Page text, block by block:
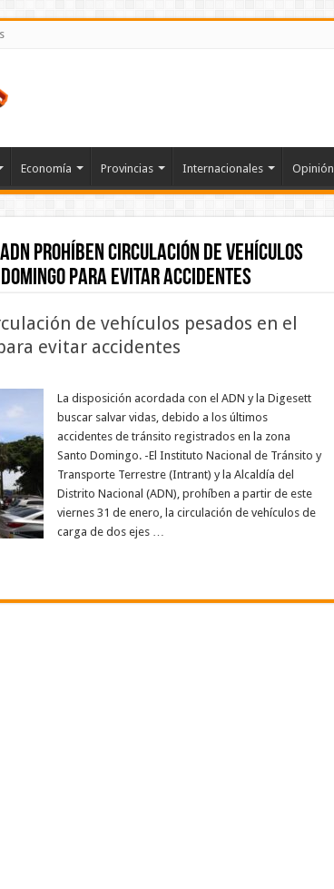
Economía Provincias Internacionales Opinión
ADN prohíben circulación de vehículos
para evitar accidentes
de vehículos pesados en el
evitar accidentes
La disposición acordada con el ADN y la Digesett
buscar salvar vidas, debido a los últimos
accidentes de tránsito registrados en la zona
Santo Domingo. -El Instituto Nacional de Tránsito y
Transporte Terrestre (Intrant) y la Alcaldía del
Distrito Nacional (ADN), prohíben a partir de este
viernes 31 de enero, la circulación de vehículos de
carga de dos ejes …